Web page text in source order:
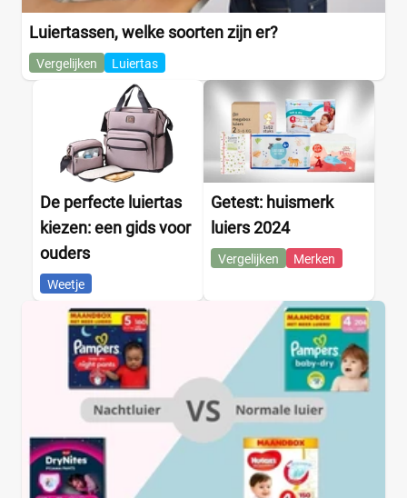
Luiertassen, welke soorten zijn er?
Vergelijken Luiertas
De perfecte luiertas
kiezen: een gids voor
ouders
Weetje
Getest: huismerk
luiers 2024
Vergelijken Merken